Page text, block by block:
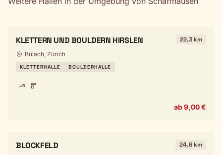
KLETTERN UND BOULDERN HIRSLEN 22,3 km
Bülach, Zürich
KLETTERHALLE BOULDERHALLE
ab 9,00 €
BLOCKFELD 24,6 km